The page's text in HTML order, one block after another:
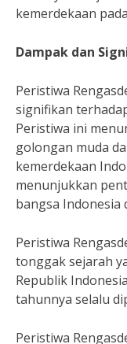
kemerdekaan
Dampak dan
Peristiwa
signifikan
Peristiwa ini
golongan muda
kemerdekaan
menunjukkan
bangsa Indonesia
Peristiwa
tonggak sejarah
Republik
tahunnya selalu
Peristiwa